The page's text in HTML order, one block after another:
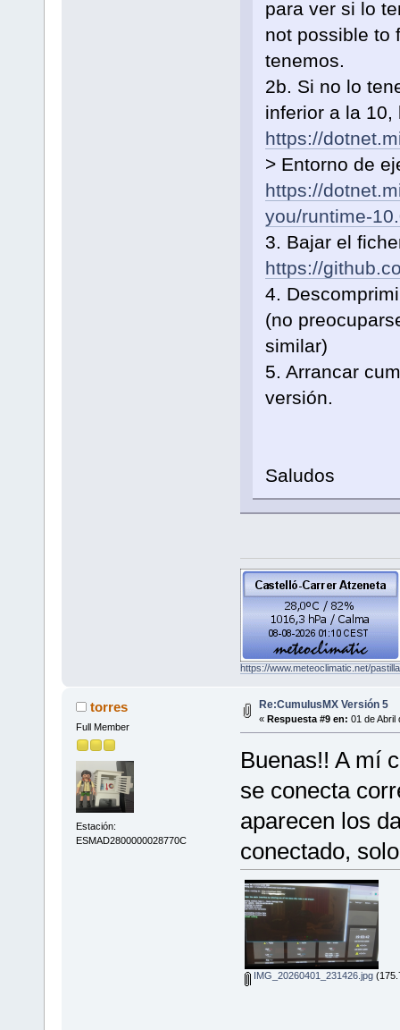
para ver si lo
not possible to
tenemos.
2b. Si no lo
inferior a la
https://
> Entorno de
https://
you/runtime-
3. Bajar el
https://
4.
(no
similar)
5. Arrancar
versión.
Saludos
https://www.meteoclimatic.net/
torres
Full Member
Estación:
ESMAD2800000028770C
Re:CumulusMX Versión 5
« Respuesta #9 en: 01 de Abril
Buenas!! A mí
se conecta
aparecen los
conectado,
IMG_20260401_231426.jpg